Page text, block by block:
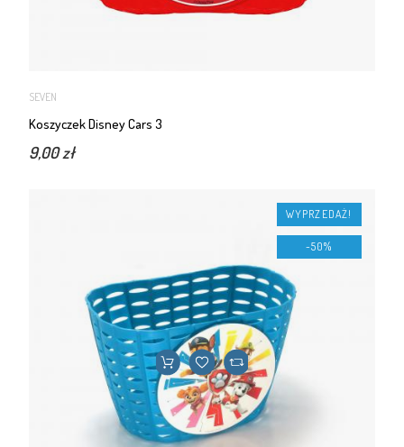
SEVEN
Koszyczek Disney Cars 3
9,00 zł
WYPRZEDAŻ!
-50%